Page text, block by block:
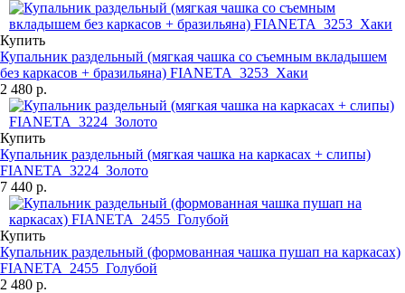
Купить
Купальник раздельный (мягкая чашка со съемным вкладышем
без каркасов + бразильяна) FIANETA_3253_Хаки
2 480 р.
Купить
Купальник раздельный (мягкая чашка на каркасах + слипы)
FIANETA_3224_Золото
7 440 р.
Купить
Купальник раздельный (формованная чашка пушап на каркасах)
FIANETA_2455_Голубой
2 480 р.